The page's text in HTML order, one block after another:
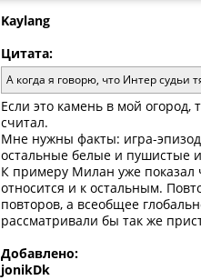
Kaylang
Цитата:
А когда я говорю, что Интер судьи
Если это камень в мой
считал.
Мне нужны факты: игра-
остальные белые и пушистые
К примеру Милан уже показал
относится и к остальным.
повторов, а всеобщее
рассматривали бы так же
Добавлено:
jonikDk